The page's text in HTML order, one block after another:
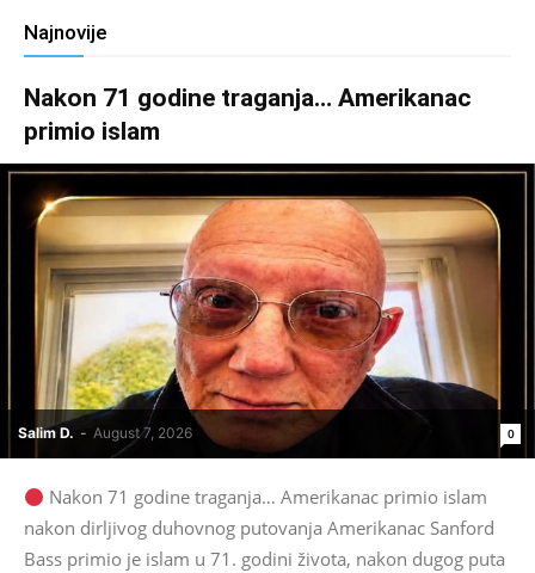
Najnovije
Nakon 71 godine traganja… Amerikanac
primio islam
Salim D. - August 7, 2026 0
Nakon 71 godine traganja… Amerikanac primio islam
nakon dirljivog duhovnog putovanja Amerikanac Sanford
Bass primio je islam u 71. godini života, nakon dugog puta